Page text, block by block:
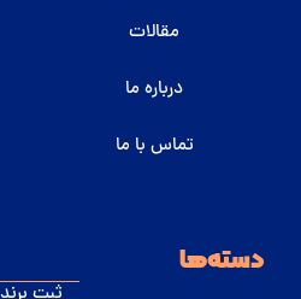
دسته‌ها
مقالات
درباره ما
تماس با ما